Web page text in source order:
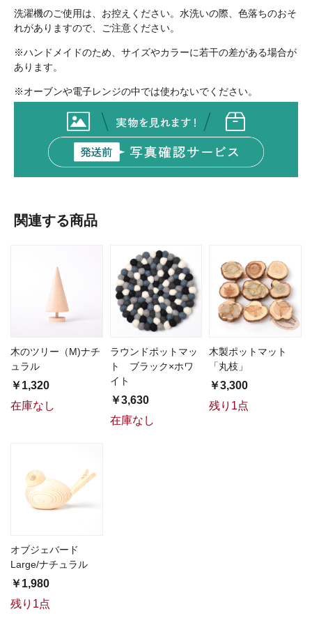
洗濯機のご使用は、お控えください。水洗いの際、色落ちのおそ
れがありますので、ご注意ください。
※ハンドメイドのため、サイズやカラーに若干の差がある場合が
あります。
※オーブンや電子レンジの中では使わないでください。
関連する商品
木のツリー（M)ナチ
ュラル
￥1,320
在庫なし
ラウンドポットマッ
ト ブラック×ホワ
イト
￥3,630
在庫なし
木製ポットマット
「丸枝」
￥3,300
残り1点
オブジェバード
Large/ナチュラル
￥1,980
残り1点